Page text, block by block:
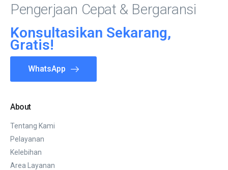
Pengerjaan Cepat & Bergaransi
Konsultasikan Sekarang,
Gratis!
WhatsApp
About
Tentang Kami
Pelayanan
Kelebihan
Area Layanan